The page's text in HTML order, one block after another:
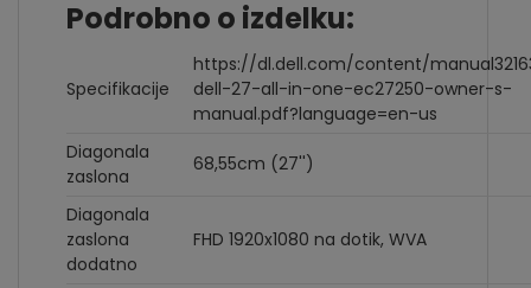
Podrobno o izdelku:
Specifikacije
https://dl.dell.com/content/
dell-27-all-in-one-ec27250-owner-s-
manual.pdf?language=en-us
Diagonala
zaslona
68,55cm (27'')
Diagonala
zaslona
dodatno
FHD 1920x1080 na dotik, WVA